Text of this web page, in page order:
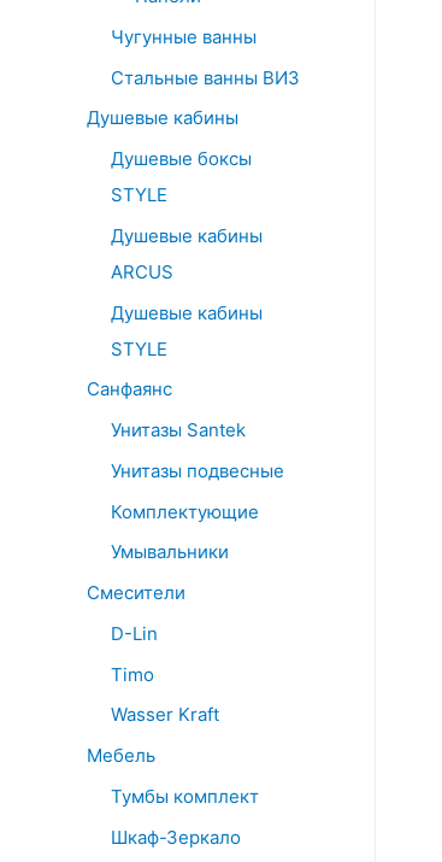
Чугунные ванны
Стальные ванны ВИЗ
Душевые кабины
Душевые боксы
STYLE
Душевые кабины
ARCUS
Душевые кабины
STYLE
Санфаянс
Унитазы Santek
Унитазы подвесные
Комплектующие
Умывальники
Смесители
D-Lin
Timo
Wasser Kraft
Мебель
Тумбы комплект
Шкаф-Зеркало